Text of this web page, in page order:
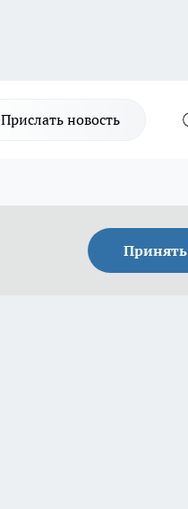
Прислать новость
Принять